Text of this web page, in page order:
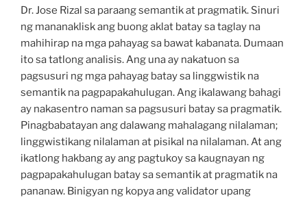
Dr. Jose Rizal sa paraang semantik at pragmatik. Sinuri
ng mananaklisk ang buong aklat batay sa taglay na
mahihirap na mga pahayag sa bawat kabanata. Dumaan
ito sa tatlong analisis. Ang una ay nakatuon sa
pagsusuri ng mga pahayag batay sa linggwistik na
semantik na pagpapakahulugan. Ang ikalawang bahagi
ay nakasentro naman sa pagsusuri batay sa pragmatik.
Pinagbabatayan ang dalawang mahalagang nilalaman;
linggwistikang nilalaman at pisikal na nilalaman. At ang
ikatlong hakbang ay ang pagtukoy sa kaugnayan ng
pagpapakahulugan batay sa semantik at pragmatik na
pananaw. Binigyan ng kopya ang validator upang